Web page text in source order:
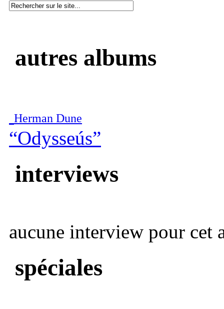
autres albums
Herman Dune
“Odysseús”
interviews
aucune interview pour cet
spéciales